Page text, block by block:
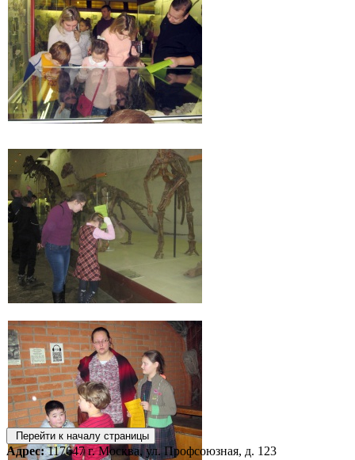
Перейти к началу страницы
Адрес:117647 г. Москва, ул. Профсоюзная, д. 123